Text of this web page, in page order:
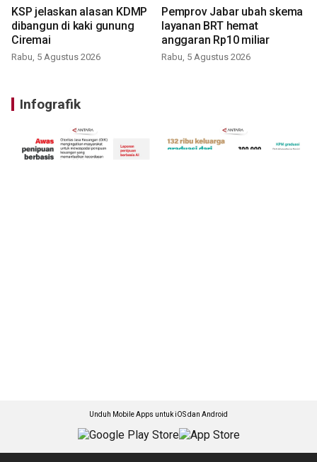
KSP jelaskan alasan KDMP
dibangun di kaki gunung
Ciremai
Rabu, 5 Agustus 2026
Pemprov Jabar ubah skema
layanan BRT hemat
anggaran Rp10 miliar
Rabu, 5 Agustus 2026
Infografik
Unduh Mobile Apps untuk iOS dan Android